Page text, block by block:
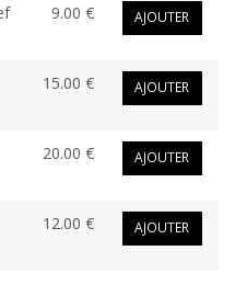
9.00 € AJOUTER
15.00 € AJOUTER
20.00 € AJOUTER
12.00 € AJOUTER